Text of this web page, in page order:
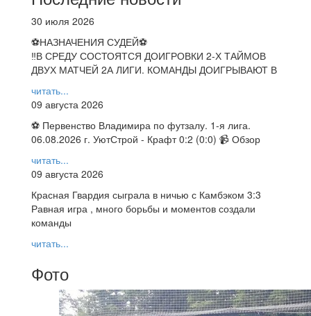
30 июля 2026
⚽НАЗНАЧЕНИЯ СУДЕЙ⚽
‼В СРЕДУ СОСТОЯТСЯ ДОИГРОВКИ 2-Х ТАЙМОВ
ДВУХ МАТЧЕЙ 2А ЛИГИ. КОМАНДЫ ДОИГРЫВАЮТ В
читать...
09 августа 2026
⚽ Первенство Владимира по футзалу. 1-я лига.
06.08.2026 г. УютСтрой - Крафт 0:2 (0:0) 📹 Обзор
читать...
09 августа 2026
Красная Гвардия сыграла в ничью с Камбэком 3:3
Равная игра , много борьбы и моментов создали
команды
читать...
Фото